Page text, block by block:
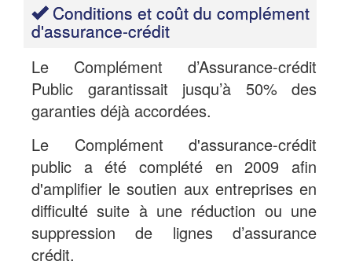
Conditions et coût du complément
d'assurance-crédit
Le Complément d’Assurance-crédit
Public garantissait jusqu’à 50% des
garanties déjà accordées.
Le Complément d'assurance-crédit
public a été complété en 2009 afin
d'amplifier le soutien aux entreprises en
difficulté suite à une réduction ou une
suppression de lignes d’assurance
crédit.